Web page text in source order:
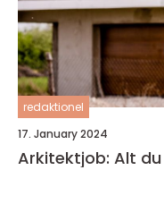
redaktionel
17. January 2024
Arkitektjob: Alt